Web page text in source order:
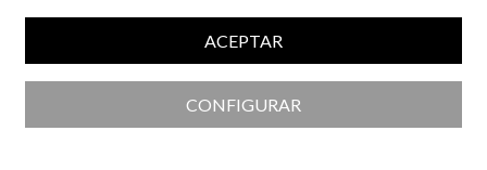
ACEPTAR
CONFIGURAR
ya que estos en los niños pueden producir
deficiencias de vitaminas liposolubles o de ácidos grasos
esenciales que puede perjudicar en el crecimiento y
desarrollo del niño.